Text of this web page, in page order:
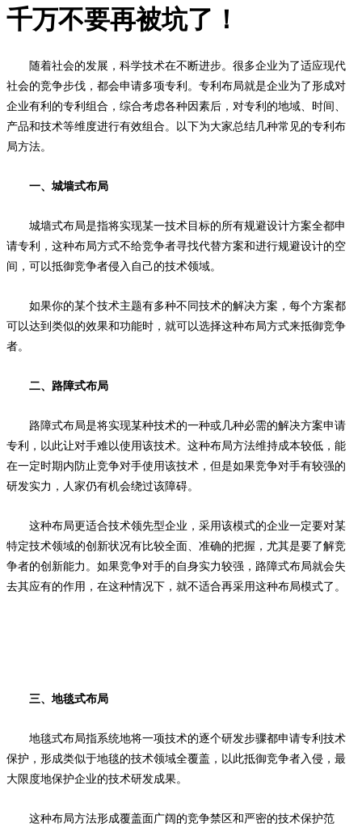
千万不要再被坑了！
随着社会的发展，科学技术在不断进步。很多企业为了适应现代
社会的竞争步伐，都会申请多项专利。专利布局就是企业为了形成对
企业有利的专利组合，综合考虑各种因素后，对专利的地域、时间、
产品和技术等维度进行有效组合。以下为大家总结几种常见的专利布
局方法。
一、城墙式布局
城墙式布局是指将实现某一技术目标的所有规避设计方案全都申
请专利，这种布局方式不给竞争者寻找代替方案和进行规避设计的空
间，可以抵御竞争者侵入自己的技术领域。
如果你的某个技术主题有多种不同技术的解决方案，每个方案都
可以达到类似的效果和功能时，就可以选择这种布局方式来抵御竞争
者。
二、路障式布局
路障式布局是将实现某种技术的一种或几种必需的解决方案申请
专利，以此让对手难以使用该技术。这种布局方法维持成本较低，能
在一定时期内防止竞争对手使用该技术，但是如果竞争对手有较强的
研发实力，人家仍有机会绕过该障碍。
这种布局更适合技术领先型企业，采用该模式的企业一定要对某
特定技术领域的创新状况有比较全面、准确的把握，尤其是要了解竞
争者的创新能力。如果竞争对手的自身实力较强，路障式布局就会失
去其应有的作用，在这种情况下，就不适合再采用这种布局模式了。
三、地毯式布局
地毯式布局指系统地将一项技术的逐个研发步骤都申请专利技术
保护，形成类似于地毯的技术领域全覆盖，以此抵御竞争者入侵，最
大限度地保护企业的技术研发成果。
这种布局方法形成覆盖面广阔的竞争禁区和严密的技术保护范